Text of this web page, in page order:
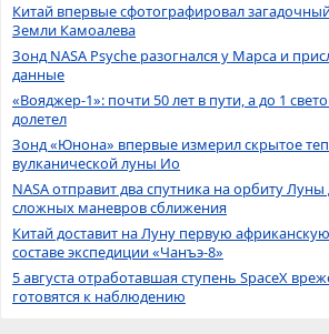
Китай впервые сфотографировал
Земли Камоалева
Зонд NASA Psyche разогнался у Марса и
данные
«Вояджер-1»: почти 50 лет в пути, а до 1
долетел
Зонд «Юнона» впервые измерил скрытое
вулканической луны Ио
NASA отправит два спутника на орбиту
сложных маневров сближения
Китай доставит на Луну первую
составе экспедиции «Чанъэ-8»
5 августа отработавшая ступень SpaceX
готовятся к наблюдению